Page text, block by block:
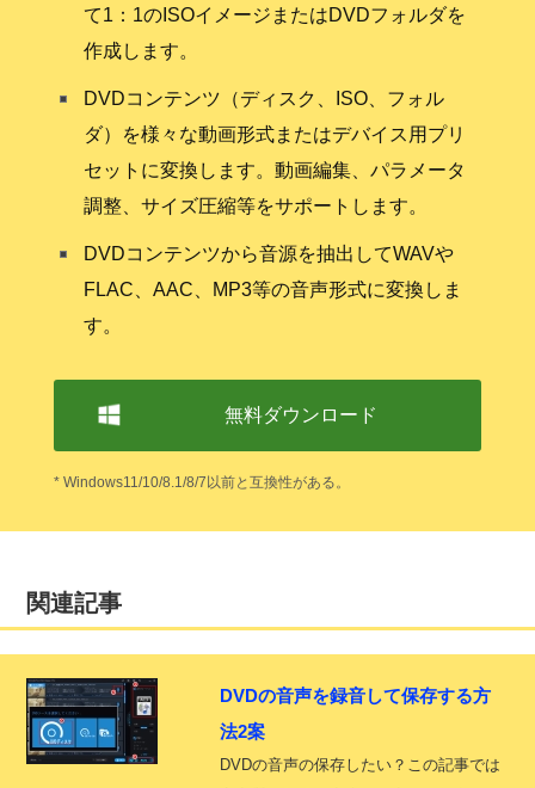
て1：1のISOイメージまたはDVDフォルダを
作成します。
DVDコンテンツ（ディスク、ISO、フォル
ダ）を様々な動画形式またはデバイス用プリ
セットに変換します。動画編集、パラメータ
調整、サイズ圧縮等をサポートします。
DVDコンテンツから音源を抽出してWAVや
FLAC、AAC、MP3等の音声形式に変換しま
す。
無料ダウンロード
* Windows11/10/8.1/8/7以前と互換性がある。
関連記事
DVDの音声を録音して保存する方
法2案
DVDの音声の保存したい？この記事では